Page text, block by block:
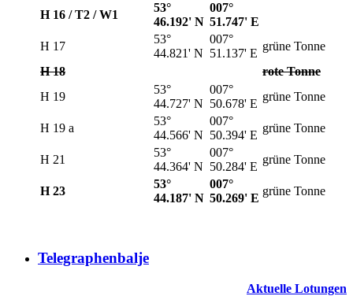
H 16 / T2 / W1
53°
46.192' N
007°
51.747' E
H 17
53°
44.821' N
007°
51.137' E
grüne Tonne
H 18
rote Tonne
H 19
53°
44.727' N
007°
50.678' E
grüne Tonne
H 19 a
53°
44.566' N
007°
50.394' E
grüne Tonne
H 21
53°
44.364' N
007°
50.284' E
grüne Tonne
H 23
53°
44.187' N
007°
50.269' E
grüne Tonne
Telegraphenbalje
Aktuelle Lotungen